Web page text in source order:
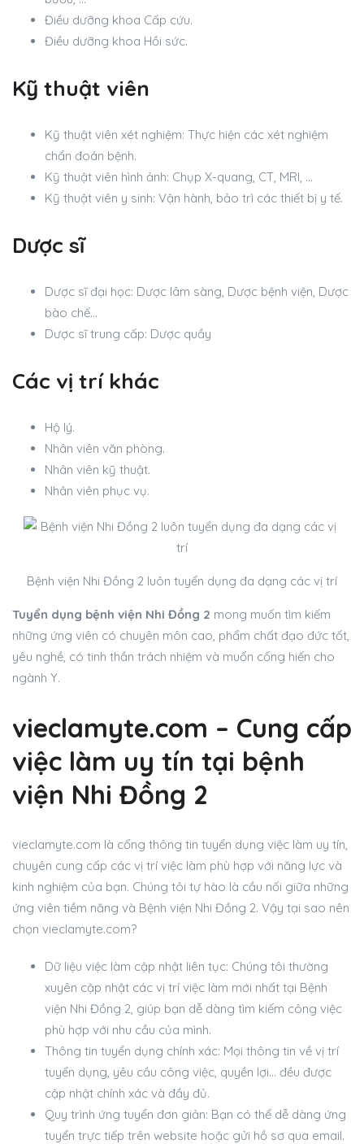
Điều dưỡng khoa Cấp cứu.
Điều dưỡng khoa Hồi sức.
Kỹ thuật viên
Kỹ thuật viên xét nghiệm: Thực hiện các xét nghiệm
chẩn đoán bệnh.
Kỹ thuật viên hình ảnh: Chụp X-quang, CT, MRI, …
Kỹ thuật viên y sinh: Vận hành, bảo trì các thiết bị y tế.
Dược sĩ
Dược sĩ đại học: Dược lâm sàng, Dược bệnh viện, Dược
bào chế…
Dược sĩ trung cấp: Dược quầy
Các vị trí khác
Hộ lý.
Nhân viên văn phòng.
Nhân viên kỹ thuật.
Nhân viên phục vụ.
Bệnh viện Nhi Đồng 2 luôn tuyển dụng đa dạng các vị trí
Tuyển dụng bệnh viện Nhi Đồng 2 mong muốn tìm kiếm
những ứng viên có chuyên môn cao, phẩm chất đạo đức tốt,
yêu nghề, có tinh thần trách nhiệm và muốn cống hiến cho
ngành Y.
vieclamyte.com – Cung cấp
việc làm uy tín tại bệnh
viện Nhi Đồng 2
vieclamyte.com là cổng thông tin tuyển dụng việc làm uy tín,
chuyên cung cấp các vị trí việc làm phù hợp với năng lực và
kinh nghiệm của bạn. Chúng tôi tự hào là cầu nối giữa những
ứng viên tiềm năng và Bệnh viện Nhi Đồng 2. Vậy tại sao nên
chọn vieclamyte.com?
Dữ liệu việc làm cập nhật liên tục: Chúng tôi thường
xuyên cập nhật các vị trí việc làm mới nhất tại Bệnh
viện Nhi Đồng 2, giúp bạn dễ dàng tìm kiếm công việc
phù hợp với nhu cầu của mình.
Thông tin tuyển dụng chính xác: Mọi thông tin về vị trí
tuyển dụng, yêu cầu công việc, quyền lợi… đều được
cập nhật chính xác và đầy đủ.
Quy trình ứng tuyển đơn giản: Bạn có thể dễ dàng ứng
tuyển trực tiếp trên website hoặc gửi hồ sơ qua email.